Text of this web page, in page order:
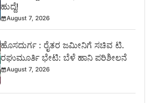
ಹುದ್ದೆ!
August 7, 2026
ಹೊಸದುರ್ಗ : ರೈತರ ಜಮೀನಿಗೆ ಸಚಿವ ಟಿ.
ರಘುಮೂರ್ತಿ ಭೇಟಿ: ಬೆಳೆ ಹಾನಿ ಪರಿಶೀಲನೆ
August 7, 2026